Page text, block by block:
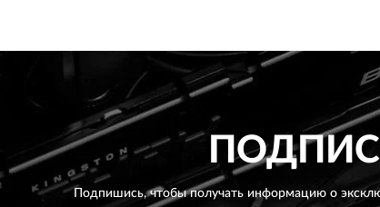
Подпишись, чтобы получать информацию о